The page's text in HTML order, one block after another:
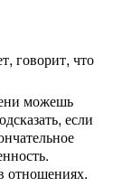
говорит, что
можешь
если
отношениях.